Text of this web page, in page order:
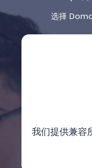
选择
我们提供兼容